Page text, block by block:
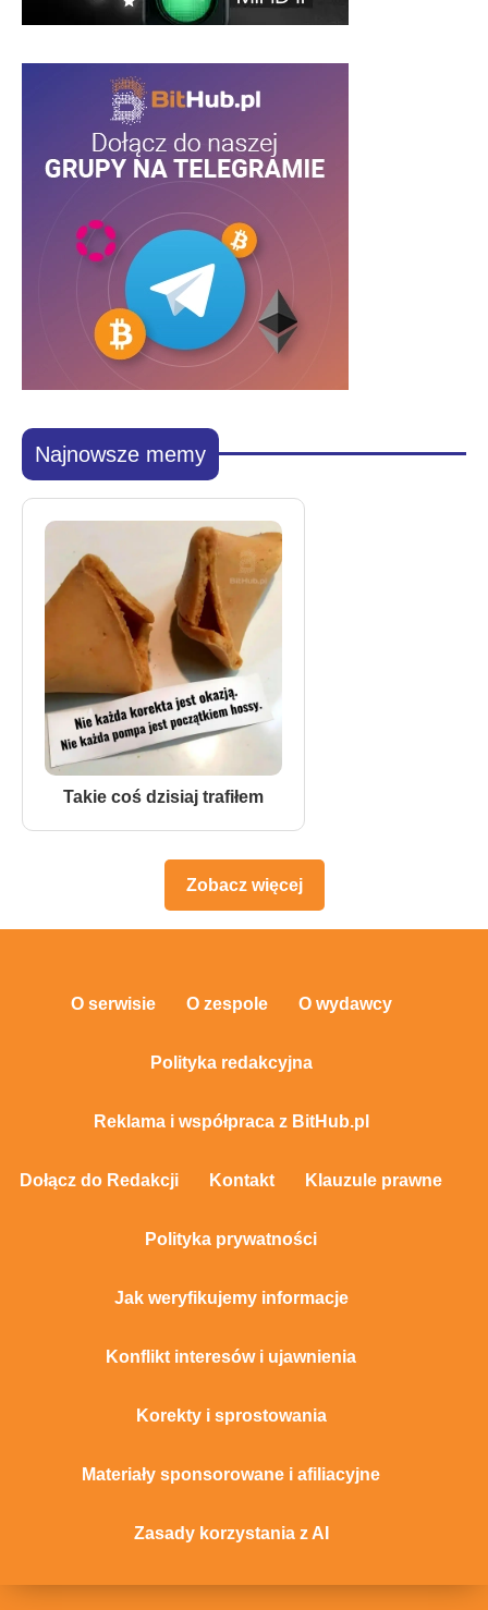
Najnowsze memy
Takie coś dzisiaj trafiłem
Zobacz więcej
O serwisie O zespole O wydawcy
Polityka redakcyjna
Reklama i współpraca z BitHub.pl
Dołącz do Redakcji Kontakt Klauzule prawne
Polityka prywatności
Jak weryfikujemy informacje
Konflikt interesów i ujawnienia
Korekty i sprostowania
Materiały sponsorowane i afiliacyjne
Zasady korzystania z AI